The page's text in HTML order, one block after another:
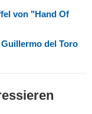
von "Hand Of
del Toro